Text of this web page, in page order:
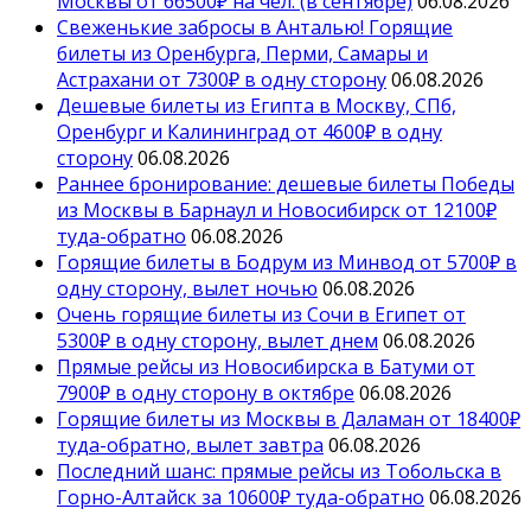
Свеженькие забросы в Анталью! Горящие
билеты из Оренбурга, Перми, Самары и
Астрахани от 7300₽ в одну сторону06.08.2026
Дешевые билеты из Египта в Москву, СПб,
Оренбург и Калининград от 4600₽ в одну
сторону06.08.2026
Раннее бронирование: дешевые билеты Победы
из Москвы в Барнаул и Новосибирск от 12100₽
туда-обратно 06.08.2026
Горящие билеты в Бодрум из Минвод от 5700₽ в
одну сторону, вылет ночью 06.08.2026
Очень горящие билеты из Сочи в Египет от
5300₽ в одну сторону, вылет днем 06.08.2026
Прямые рейсы из Новосибирска в Батуми от
7900₽ в одну сторону в октябре 06.08.2026
Горящие билеты из Москвы в Даламан от 18400₽
туда-обратно, вылет завтра 06.08.2026
Последний шанс: прямые рейсы из Тобольска в
Горно-Алтайск за 10600₽ туда-обратно 06.08.2026